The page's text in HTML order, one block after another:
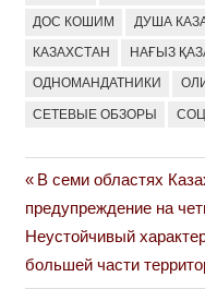
ДОС КОШИМ ДУША
КАЗАХСТАН НАҒЫЗ
ОДНОМАНДАТНИКИ
СЕТЕВЫЕ ОБЗОРЫ
Навигация
по
записям
Previous
Post:
В семи областях
предупреждение на
Next
Post:
Неустойчивый
большей части